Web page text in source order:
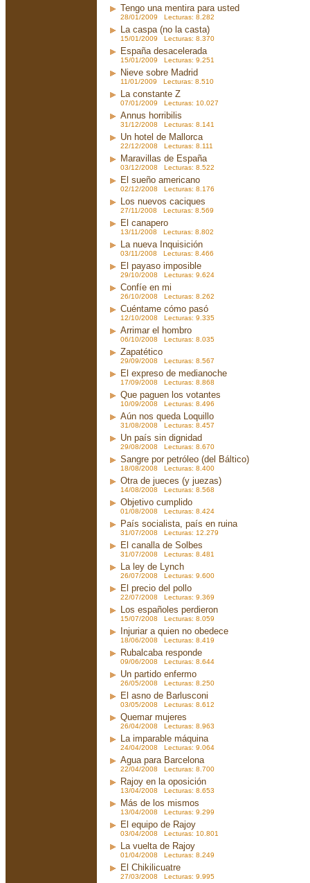
Tengo una mentira para usted
28/01/2009 Lecturas: 8.282
La caspa (no la casta)
15/01/2009 Lecturas: 8.370
España desacelerada
15/01/2009 Lecturas: 9.251
Nieve sobre Madrid
11/01/2009 Lecturas: 8.510
La constante Z
07/01/2009 Lecturas: 10.027
Annus horribilis
31/12/2008 Lecturas: 8.141
Un hotel de Mallorca
22/12/2008 Lecturas: 8.111
Maravillas de España
03/12/2008 Lecturas: 8.522
El sueño americano
02/12/2008 Lecturas: 8.176
Los nuevos caciques
27/11/2008 Lecturas: 8.569
El canapero
13/11/2008 Lecturas: 8.802
La nueva Inquisición
03/11/2008 Lecturas: 8.466
El payaso imposible
29/10/2008 Lecturas: 9.624
Confíe en mi
26/10/2008 Lecturas: 8.262
Cuéntame cómo pasó
12/10/2008 Lecturas: 9.335
Arrimar el hombro
06/10/2008 Lecturas: 8.035
Zapatético
29/09/2008 Lecturas: 8.567
El expreso de medianoche
17/09/2008 Lecturas: 8.868
Que paguen los votantes
10/09/2008 Lecturas: 8.496
Aún nos queda Loquillo
31/08/2008 Lecturas: 8.457
Un país sin dignidad
29/08/2008 Lecturas: 8.670
Sangre por petróleo (del Báltico)
18/08/2008 Lecturas: 8.400
Otra de jueces (y juezas)
14/08/2008 Lecturas: 8.568
Objetivo cumplido
01/08/2008 Lecturas: 8.424
País socialista, país en ruina
31/07/2008 Lecturas: 12.279
El canalla de Solbes
31/07/2008 Lecturas: 8.481
La ley de Lynch
26/07/2008 Lecturas: 9.600
El precio del pollo
22/07/2008 Lecturas: 9.369
Los españoles perdieron
15/07/2008 Lecturas: 8.059
Injuriar a quien no obedece
18/06/2008 Lecturas: 8.419
Rubalcaba responde
09/06/2008 Lecturas: 8.644
Un partido enfermo
26/05/2008 Lecturas: 8.250
El asno de Barlusconi
03/05/2008 Lecturas: 8.612
Quemar mujeres
26/04/2008 Lecturas: 8.963
La imparable máquina
24/04/2008 Lecturas: 9.064
Agua para Barcelona
22/04/2008 Lecturas: 8.700
Rajoy en la oposición
13/04/2008 Lecturas: 8.653
Más de los mismos
13/04/2008 Lecturas: 9.299
El equipo de Rajoy
03/04/2008 Lecturas: 10.801
La vuelta de Rajoy
01/04/2008 Lecturas: 8.249
El Chikilicuatre
27/03/2008 Lecturas: 9.995